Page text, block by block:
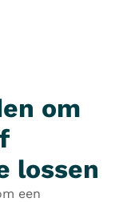
om
lossen
een